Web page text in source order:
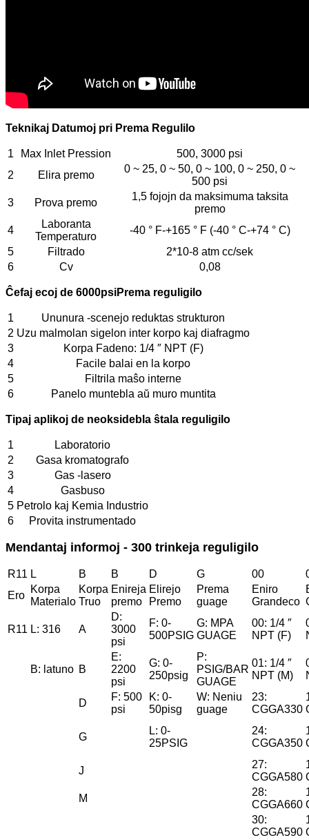
Teknikaj Datumoj pri Prema Regulilo
1 Max Inlet Pression
500, 3000 psi
2
Elira premo
0 ~ 25, 0 ~ 50, 0 ~ 100, 0 ~ 250, 0 ~
500 psi
3
Prova premo
1,5 fojojn da maksimuma taksita
premo
4
Laboranta
Temperaturo
-40 ° F-+165 ° F (-40 ° C-+74 ° C)
5
Filtrado
2*10-8 atm cc/sek
6
Cv 0,08
Ĉefaj ecoj de 6000psiPrema reguligilo
1
Ununura -scenejo reduktas strukturon
2 Uzu malmolan sigelon inter korpo kaj diafragmo
3
Korpa Fadeno: 1/4 ″ NPT (F)
4
Facile balai en la korpo
5
Filtrila maŝo interne
6
Panelo muntebla aŭ muro muntita
Tipaj aplikoj de neoksidebla ŝtala reguligilo
1
Laboratorio
2
Gasa kromatografo
3
Gas -lasero
4
Gasbuso
5 Petrolo kaj Kemia Industrio
6
Provita instrumentado
Mendantaj informoj - 300 trinkeja reguligilo
R11 L B B D G 00
Ero
Korpa
Materialo
Korpa
Truo
Enireja
premo
Elirejo
Premo
Prema
guage
Eniro
Grandeco
R11 L: 316 A
D:
3000
psi
F: 0-
500PSIG
G: MPA
GUAGE
00: 1/4 ″
NPT (F)
B: latuno B
E:
2200
psi
G: 0-
250psig
P:
PSIG/BAR
GUAGE
01: 1/4 ″
NPT (M)
D
F: 500
psi
K: 0-
50pisg
W: Neniu
guage
23:
CGGA330
G
L: 0-
25PSIG
24:
CGGA350
J
27:
CGGA580
M
28:
CGGA660
30:
CGGA590